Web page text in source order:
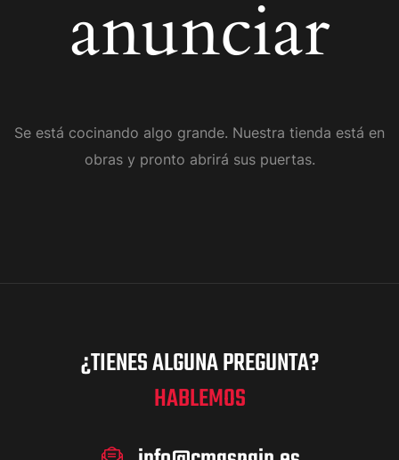
anunciar
Se está cocinando algo grande. Nuestra tienda está en
obras y pronto abrirá sus puertas.
¿TIENES ALGUNA PREGUNTA?
HABLEMOS